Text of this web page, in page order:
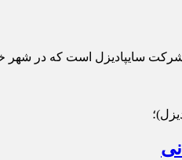
است که در شهر خون خرمشهر در سال ۱۳۶۲